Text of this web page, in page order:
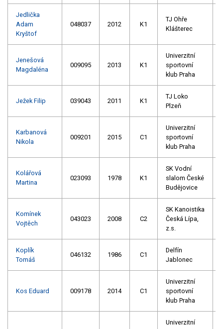
Jedlička
Adam
Kryštof
048037 2012 K1
TJ Ohře
Klášterec
Jenešová
Magdaléna
009095 2013 K1
Univerzitní
sportovní
klub Praha
Ježek Filip 039043 2011 K1
TJ Loko
Plzeň
Karbanová
Nikola
009201 2015 C1
Univerzitní
sportovní
klub Praha
Kolářová
Martina
023093 1978 K1
SK Vodní
slalom České
Budějovice
Komínek
Vojtěch
043023 2008 C2
SK Kanoistika
Česká Lípa,
z.s.
Koplík
Tomáš
046132 1986 C1
Delfín
Jablonec
Kos Eduard 009178 2014 C1
Univerzitní
sportovní
klub Praha
Univerzitní